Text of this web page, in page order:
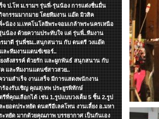
จ ป.โท ม.รามฯ รุ่นพี่-รุ่นน้อง การแต่งชื่นมื่น
จกรรมมากมาย โดยทีมงาน แอ๊ด มิวสิค
+น้อง ม.เทคโนโลยีพระจอมเกล้าพระนครเหนือ
นน้อง ด้วยความประทับใจ แด่ รุ่นพี่..ทีมงาน
รมาดี รุ่นพี่ชม..สนุกสนาน กับ ดนตรี วงแอ๊ด
ละทีมงานแดนซ์เซอร์..
งสังสรรค์ ด้วยรัก และผูกพันธ์ สนุกสนาน กับ
และทีมงานแดนซ์สาวสวย..
ามสำเร็จ งานเสร็จ มีการแสดงพนักงาน
ร้องรับเชิญ คุณสุเทพ ประยูรพิทักษ์
ที่คุณเลือกได้ เช่น 1.รูปแบบวงเต็ม 5 ชิ้น 2.รูป
ะยอดประหยัด ดนตรีอีเลคโทน งานเลี้ยง อ.มหา
ะหยัด มากด้วยคุณภาพ บรรยากาศ เป็นกันเอง